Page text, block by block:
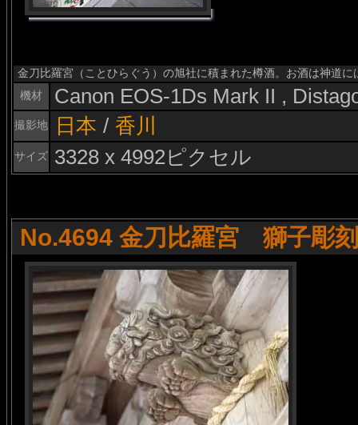
金刀比羅宮（ことひらぐう）の旭社に積まれた樽酒。お酒は神道に
機材
Canon EOS-1Ds Mark II ,
撮影地 日本 / 香川
サイズ 3328 x 4992ピクセル
No.4694 金刀比羅宮 獅子彫刻